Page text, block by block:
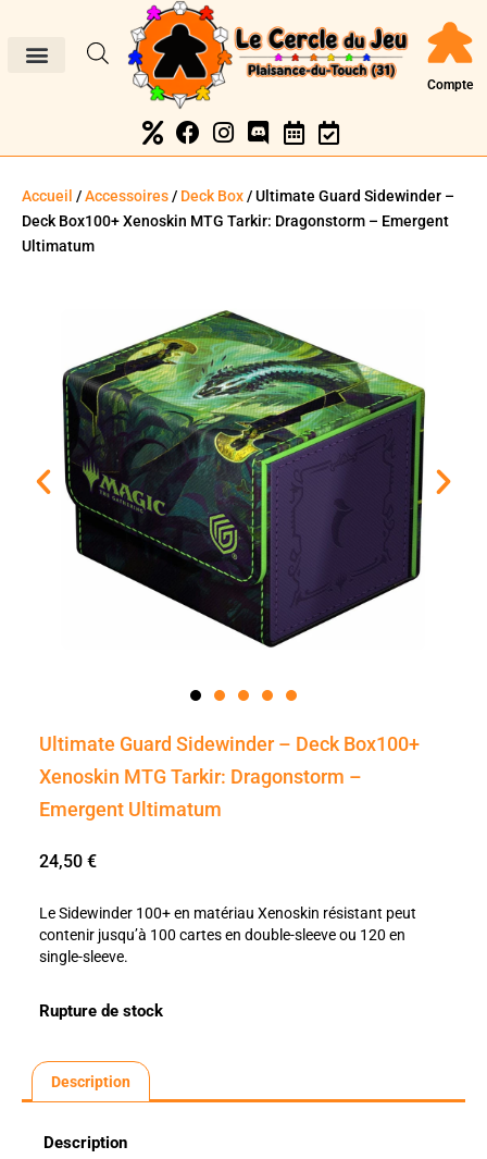
Compte
Accueil /Accessoires/ Deck Box/ Ultimate Guard Sidewinder –
Deck Box100+ Xenoskin MTG Tarkir: Dragonstorm – Emergent
Ultimatum
Ultimate Guard Sidewinder – Deck Box100+
Xenoskin MTG Tarkir: Dragonstorm –
Emergent Ultimatum
24,50 €
Le Sidewinder 100+ en matériau Xenoskin résistant peut
contenir jusqu’à 100 cartes en double-sleeve ou 120 en
single-sleeve.
Rupture de stock
Description
Description